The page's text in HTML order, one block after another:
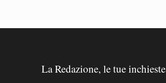
La Redazione, le tue inchieste